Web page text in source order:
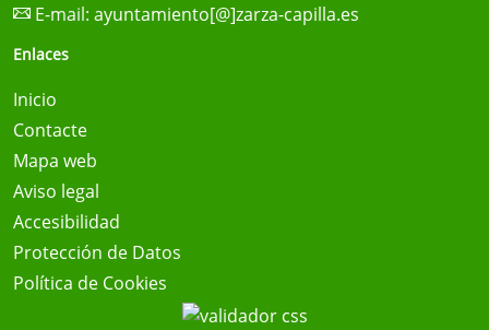
E-mail: ayuntamiento[@]zarza-capilla.es
Enlaces
Inicio
Contacte
Mapa web
Aviso legal
Accesibilidad
Protección de Datos
Política de Cookies